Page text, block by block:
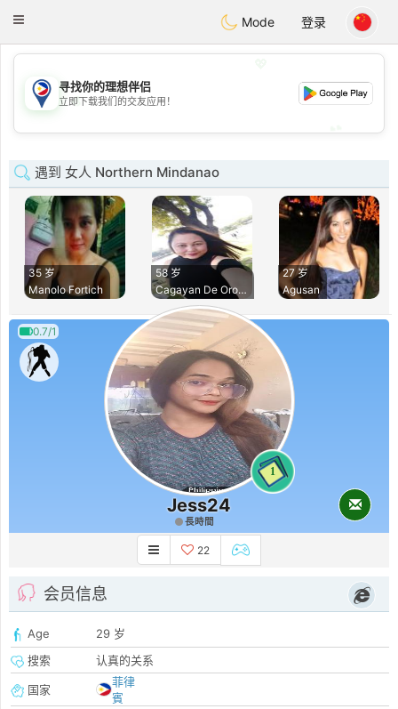
PhilippinesChat
Toggle
Mode 登录
💖
💕
寻找你的理想伴侣
立即下载我们的交友应用！
遇到 女人 Northern Mindanao
35 岁
Manolo Fortich
58 岁
Cagayan De Oro Cit
27 岁
Agusan
0.7/1
1
Jess24
長時間
22
会员信息
Age
29 岁
搜索
认真的关系
国家
菲律
賓